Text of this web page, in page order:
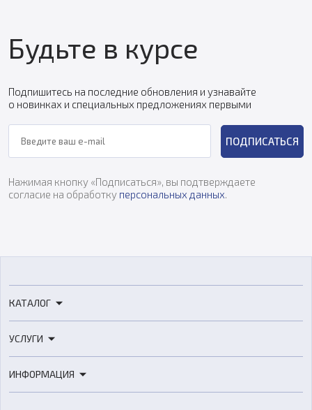
Будьте в курсе
Подпишитесь на последние обновления и узнавайте
о новинках и специальных предложениях первыми
ПОДПИСАТЬСЯ
Нажимая кнопку «Подписаться», вы подтверждаете
согласие на обработку персональных данных.
КАТАЛОГ
3D-сканеры
Расходные материалы
УСЛУГИ
3D-моделирование
ИНФОРМАЦИЯ